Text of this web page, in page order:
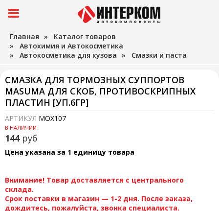
Главная » Каталог товаров
» Автохимия и Автокосметика
» Автокосметика для кузова » Смазки и паста
СМАЗКА ДЛЯ ТОРМОЗНЫХ СУППОРТОВ
MASUMA ДЛЯ СКОБ, ПРОТИВОСКРИПНЫХ
ПЛАСТИН [УП.6ГР]
АРТИКУЛ MOX107
В НАЛИЧИИ
144 руб
Цена указана за 1 единицу товара
Внимание! Товар доставляется с центрального
склада.
Срок поставки в магазин — 1-2 дня. После заказа,
дождитесь, пожалуйста, звонка специалиста.